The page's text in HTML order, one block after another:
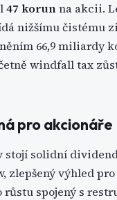
47 korunna akcii.
nižšímu čistému
66,9 miliardy
windfall tax
pro akcionáře
stojí solidní
zlepšený výhled pro
růstu spojený s